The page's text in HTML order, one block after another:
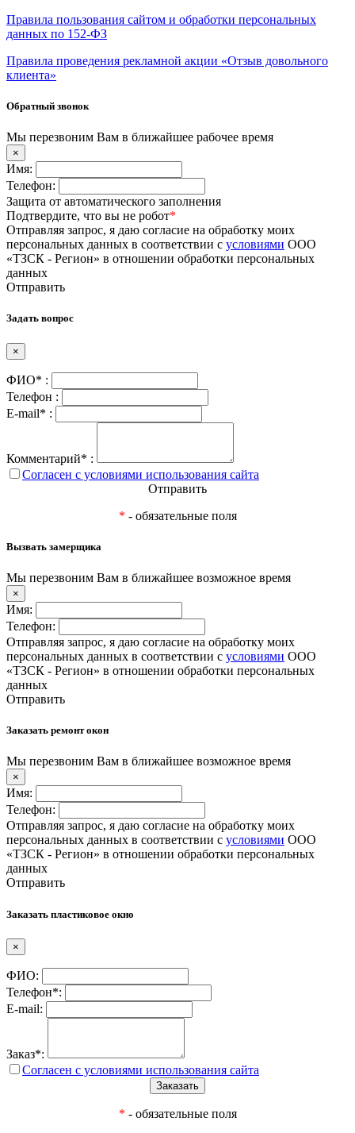
Правила пользования сайтом и обработки персональных
данных по 152-ФЗ
Правила проведения рекламной акции «Отзыв довольного
клиента»
Обратный звонок
Мы перезвоним Вам в ближайшее рабочее время
×
Имя:
Телефон:
Защита от автоматического заполнения
Подтвердите, что вы не робот*
Отправляя запрос, я даю согласие на обработку моих
персональных данных в соответствии с условиями ООО
«ТЗСК - Регион» в отношении обработки персональных
данных
Отправить
Задать вопрос
×
ФИО* :
Телефон :
E-mail* :
Комментарий* :
Согласен с условиями использования сайта
Отправить
* - обязательные поля
Вызвать замерщика
Мы перезвоним Вам в ближайшее возможное время
×
Имя:
Телефон:
Отправляя запрос, я даю согласие на обработку моих
персональных данных в соответствии с условиями ООО
«ТЗСК - Регион» в отношении обработки персональных
данных
Отправить
Заказать ремонт окон
Мы перезвоним Вам в ближайшее возможное время
×
Имя:
Телефон:
Отправляя запрос, я даю согласие на обработку моих
персональных данных в соответствии с условиями ООО
«ТЗСК - Регион» в отношении обработки персональных
данных
Отправить
Заказать пластиковое окно
×
ФИО:
Телефон*:
E-mail:
Заказ*:
Согласен с условиями использования сайта
* - обязательные поля